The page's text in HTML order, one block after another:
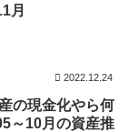
月
2022.12.24
の現金化やら何
～10月の資産推